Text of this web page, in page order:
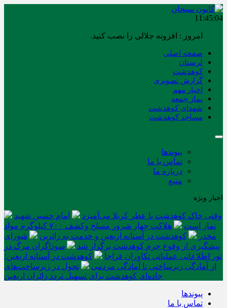
11:45:05
برابر با : Saturday - 8 August - 2026
صفحه اصلی
لرستان
کوهدشت
گزارش تصویری
اخبار مهم
نماز جمعه
شهدای کوهدشت
مساجد کوهدشت
پیوندها
تماس با ما
درباره ما
منبع
اخبار ویژه
وقتی خاک کوهدشت با عطر کربلا می‌آمیزد
امام حسین شهید
نماز است
هلاکت چهار شرور مسلح وکشف ۷۰۰ کیلوگرم مواد
مخدر
کوهدشت در آستانه اربعین و خدمت‌ به زائرین
شورای
پیشگیری از وقوع جرم کوهدشت برگزار شد
سوداگران مرگ در
تور اطلاعاتی عملیاتی تکاوران فراجا
کوهدشت در آستانه اربعین؛
از آمادگی زیرساختی تا آمادگی مردمی
تحول در زیرساخت‌های
جاده‌ای کوهدشت برای تسهیل تردد زائران اربعین
پیوندها
تماس با ما